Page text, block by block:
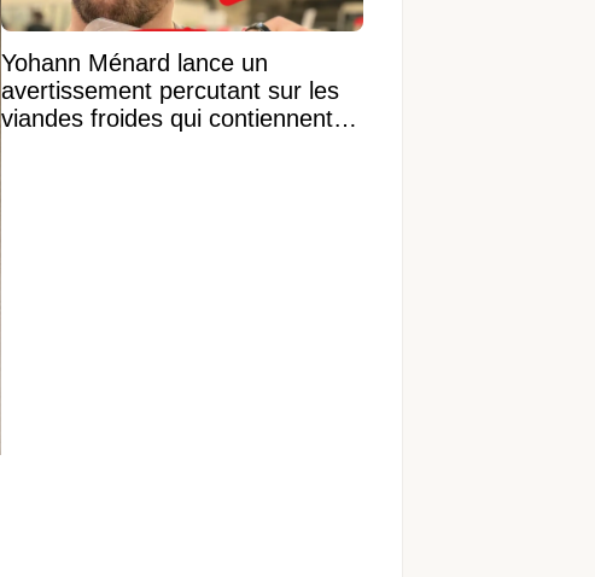
Yohann Ménard lance un
avertissement percutant sur les
viandes froides qui contiennent